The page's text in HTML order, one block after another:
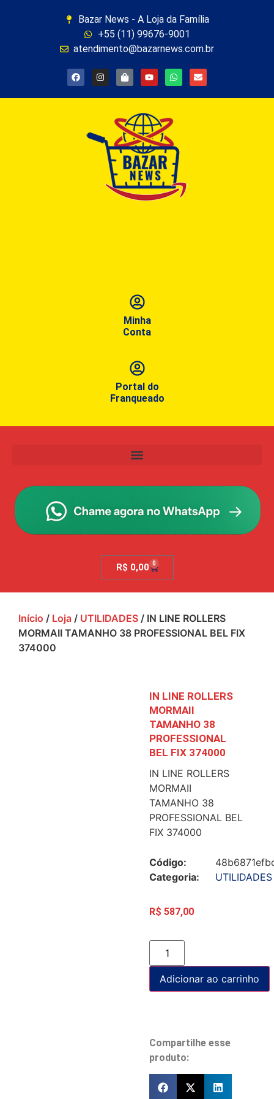
Bazar News - A Loja da Família
+55 (11) 99676-9001
atendimento@bazarnews.com.br
Minha
Conta
Portal do
Franqueado
R$ 0,00 0
Início / Loja / UTILIDADES / IN LINE ROLLERS
MORMAII TAMANHO 38 PROFESSIONAL BEL FIX
374000
IN LINE ROLLERS
MORMAII
TAMANHO 38
PROFESSIONAL
BEL FIX 374000
IN LINE ROLLERS
MORMAII
TAMANHO 38
PROFESSIONAL BEL
FIX 374000
Código:
Categoria:
UTILIDADES
R$ 587,00
Adicionar ao carrinho
Compartilhe esse
produto: